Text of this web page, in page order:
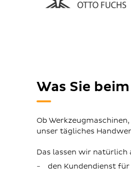
Was Sie
Ob
unser tägliches
Das lassen wir natürlich
den Kundendienst für